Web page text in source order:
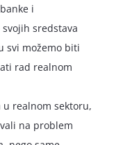
i
sredstava
svi možemo biti
rad realnom
realnom sektoru,
na problem